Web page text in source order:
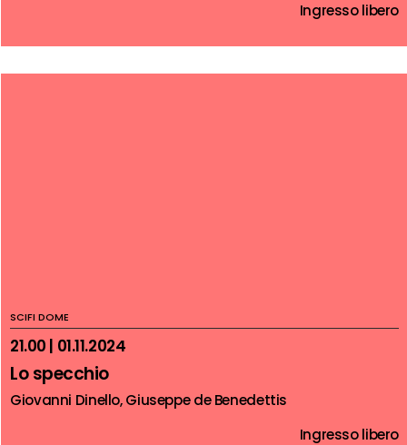
Ingresso libero
SCIFI DOME
21.00 | 01.11.2024
Lo specchio
Giovanni Dinello, Giuseppe de Benedettis
Ingresso libero